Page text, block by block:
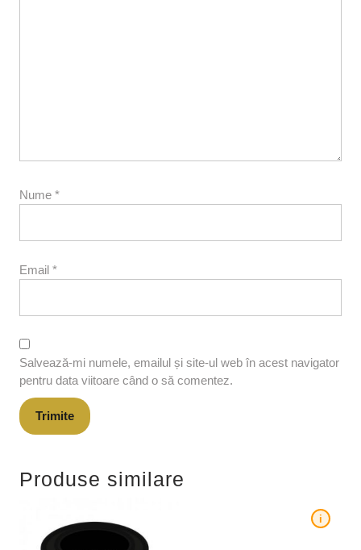
Nume *
Email *
Salvează-mi numele, emailul și site-ul web în acest navigator
pentru data viitoare când o să comentez.
Produse similare
i